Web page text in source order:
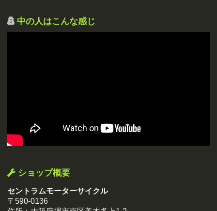
中の人はこんな感じ
ショップ概要
セントラムモーターサイクル
〒590-0136